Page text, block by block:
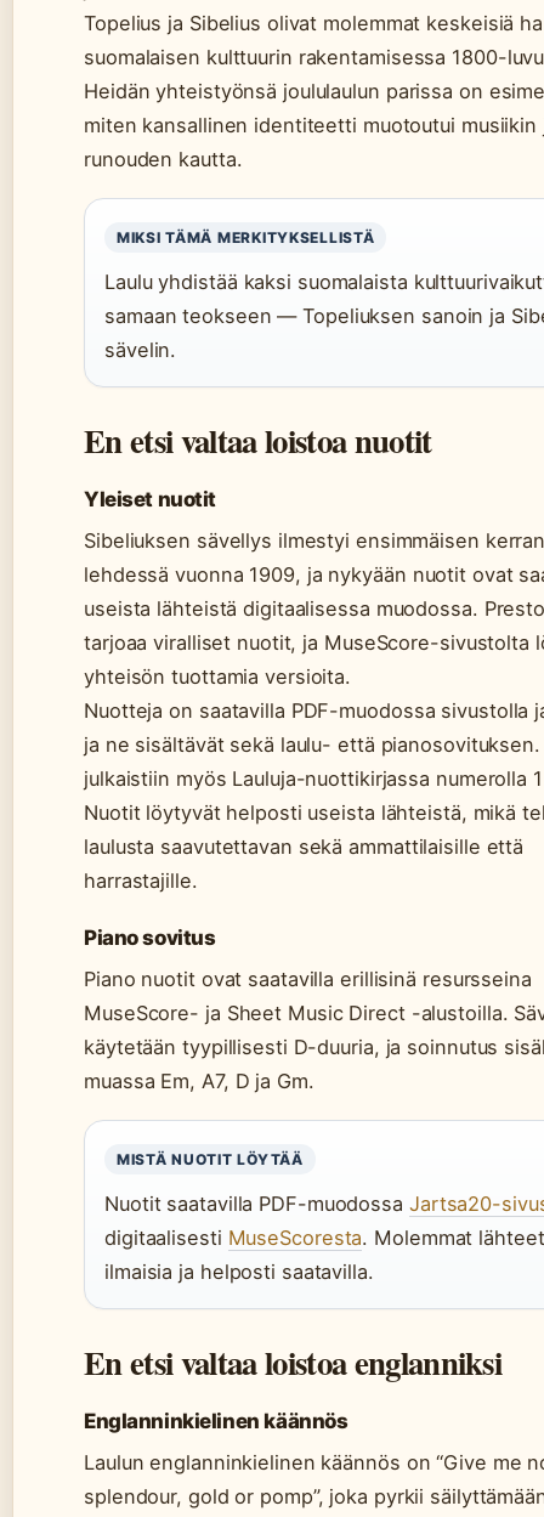
Topelius ja Sibelius olivat molemmat keskeisiä
suomalaisen kulttuurin rakentamisessa 1800-
Heidän yhteistyönsä joululaulun parissa on
miten kansallinen identiteetti muotoutui musiikin
runouden kautta.
MIKSI TÄMÄ MERKITYKSELLISTÄ
Laulu yhdistää kaksi suomalaista
samaan teokseen — Topeliuksen sanoin ja
sävelin.
En etsi valtaa loistoa nuotit
Yleiset nuotit
Sibeliuksen sävellys ilmestyi ensimmäisen
lehdessä vuonna 1909, ja nykyään nuotit ovat
useista lähteistä digitaalisessa muodossa.
tarjoaa viralliset nuotit, ja MuseScore-sivustolta
yhteisön tuottamia versioita.
Nuotteja on saatavilla PDF-muodossa sivustolla
ja ne sisältävät sekä laulu- että pianosovituksen.
julkaistiin myös Lauluja-nuottikirjassa numerolla
Nuotit löytyvät helposti useista lähteistä, mikä
laulusta saavutettavan sekä ammattilaisille että
harrastajille.
Piano sovitus
Piano nuotit ovat saatavilla erillisinä resursseina
MuseScore- ja Sheet Music Direct -alustoilla.
käytetään tyypillisesti D-duuria, ja soinnutus
muassa Em, A7, D ja Gm.
MISTÄ NUOTIT LÖYTÄÄ
Nuotit saatavilla PDF-muodossa Jartsa20-
digitaalisesti MuseScoresta. Molemmat
ilmaisia ja helposti saatavilla.
En etsi valtaa loistoa englanniksi
Englanninkielinen käännös
Laulun englanninkielinen käännös on “Give me
splendour, gold or pomp”, joka pyrkii